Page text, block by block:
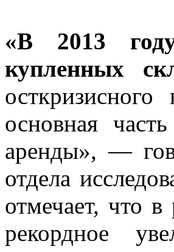
«В 2013
купленных
основная
аренды», —
отдела
отмечает, что в
рекордное